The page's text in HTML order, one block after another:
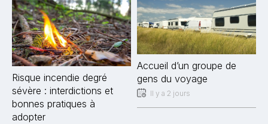
Risque incendie degré
sévère : interdictions et
bonnes pratiques à
adopter
Accueil d’un groupe de
gens du voyage
Il y a 2 jours